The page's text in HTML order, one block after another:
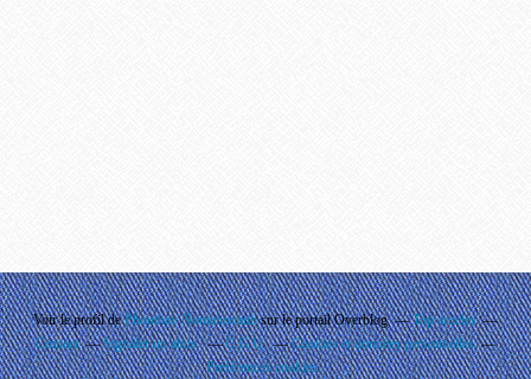
Voir le profil dePhouthay Nontanovanhsur le portail Overblog
Top articles
Contact
Signaler un abus C.G.U.
Cookies et données personnelles
Préférences cookies